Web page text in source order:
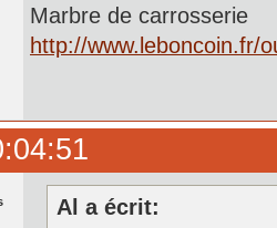
Marbre de carrosserie
http://www.leboncoin.fr/
Al a écrit: